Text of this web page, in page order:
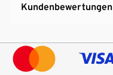
Kundenbewertungen